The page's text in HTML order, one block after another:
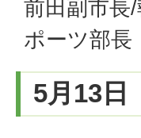
前田副市長
ポーツ部長
5月13日